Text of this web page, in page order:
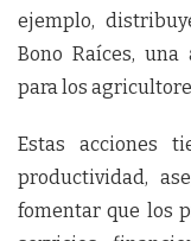
ejemplo,
Bono Raíces, una
para los
Estas acciones
productividad,
fomentar que los